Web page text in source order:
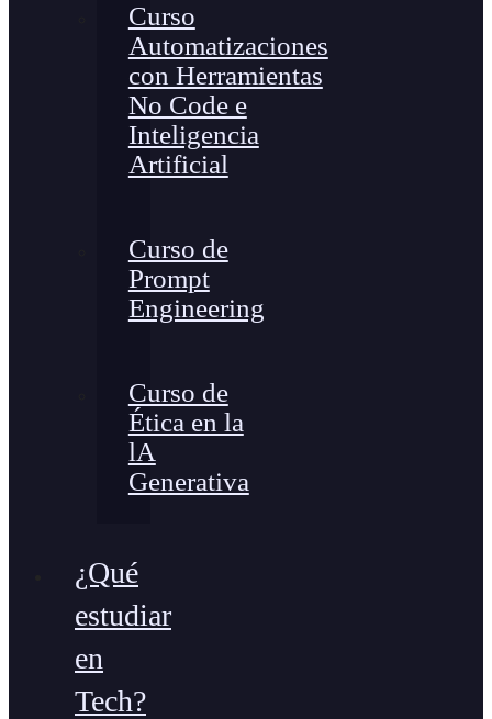
Curso
Automatizaciones
con Herramientas
No Code e
Inteligencia
Artificial
Curso de
Prompt
Engineering
Curso de
Ética en la
lA
Generativa
¿Qué
estudiar
en
Tech?